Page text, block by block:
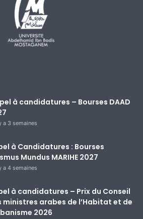
à candidatures – Bourses DAAD
a 3 semaines
à Candidatures : Bourses
Mundus MARIHE 2027
a 4 semaines
à candidatures – Prix du Conseil
ministres arabes de l’Habitat et de
2026